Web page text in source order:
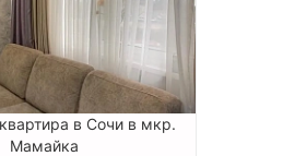
в Сочи в мкр.
Мамайка